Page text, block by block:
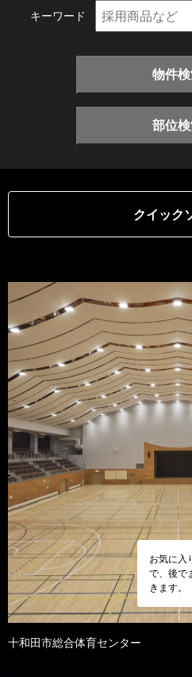
キーワード
物件
部位
クイック
お気に入
で、後で
きます。
十和田市総合体育センター